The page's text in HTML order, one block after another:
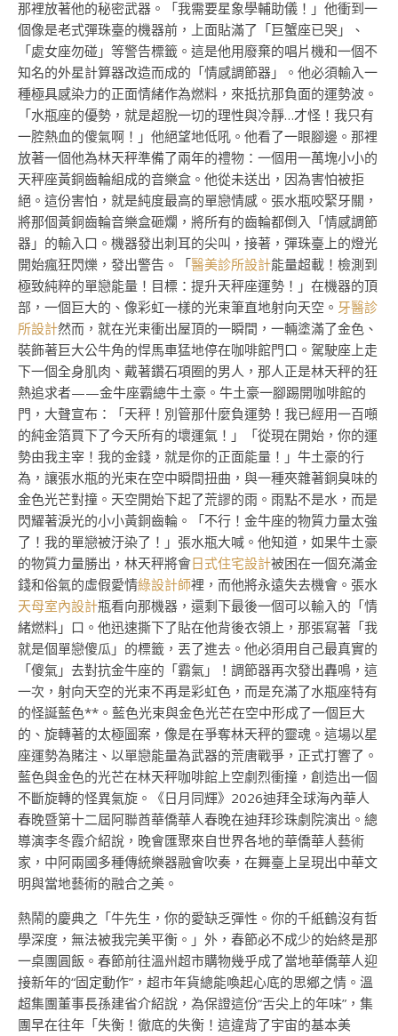
那裡放著他的秘密武器。「我需要星象學輔助儀！」他衝到一
個像是老式彈珠臺的機器前，上面貼滿了「巨蟹座已哭」、
「處女座勿碰」等警告標籤。這是他用廢棄的唱片機和一個不
知名的外星計算器改造而成的「情感調節器」。他必須輸入一
種極具感染力的正面情緒作為燃料，來抵抗那負面的運勢波。
「水瓶座的優勢，就是超脫一切的理性與冷靜…才怪！我只有
一腔熱血的傻氣啊！」他絕望地低吼。他看了一眼腳邊。那裡
放著一個他為林天秤準備了兩年的禮物：一個用一萬塊小小的
天秤座黃銅齒輪組成的音樂盒。他從未送出，因為害怕被拒
絕。這份害怕，就是純度最高的單戀情感。張水瓶咬緊牙關，
將那個黃銅齒輪音樂盒砸爛，將所有的齒輪都倒入「情感調節
器」的輸入口。機器發出刺耳的尖叫，接著，彈珠臺上的燈光
開始瘋狂閃爍，發出警告。「醫美診所設計能量超載！檢測到
極致純粹的單戀能量！目標：提升天秤座運勢！」在機器的頂
部，一個巨大的、像彩虹一樣的光束筆直地射向天空。 牙醫診
所設計然而，就在光束衝出屋頂的一瞬間，一輛塗滿了金色、
裝飾著巨大公牛角的悍馬車猛地停在咖啡館門口。駕駛座上走
下一個全身肌肉、戴著鑽石項圈的男人，那人正是林天秤的狂
熱追求者——金牛座霸總牛土豪。牛土豪一腳踢開咖啡館的
門，大聲宣布：「天秤！別管那什麼負運勢！我已經用一百噸
的純金箔買下了今天所有的壞運氣！」「從現在開始，你的運
勢由我主宰！我的金錢，就是你的正面能量！」牛土豪的行
為，讓張水瓶的光束在空中瞬間扭曲，與一種夾雜著銅臭味的
金色光芒對撞。天空開始下起了荒謬的雨。雨點不是水，而是
閃耀著淚光的小小黃銅齒輪。「不行！金牛座的物質力量太強
了！我的單戀被汙染了！」張水瓶大喊。他知道，如果牛土豪
的物質力量勝出，林天秤將會日式住宅設計被困在一個充滿金
錢和俗氣的虛假愛情綠設計師裡，而他將永遠失去機會。張水
天母室內設計瓶看向那機器，還剩下最後一個可以輸入的「情
緒燃料」口。他迅速撕下了貼在他背後衣領上，那張寫著「我
就是個單戀傻瓜」的標籤，丟了進去。他必須用自己最真實的
「傻氣」去對抗金牛座的「霸氣」！調節器再次發出轟鳴，這
一次，射向天空的光束不再是彩虹色，而是充滿了水瓶座特有
的怪誕藍色**。藍色光束與金色光芒在空中形成了一個巨大
的、旋轉著的太極圖案，像是在爭奪林天秤的靈魂。這場以星
座運勢為賭注、以單戀能量為武器的荒唐戰爭，正式打響了。
藍色與金色的光芒在林天秤咖啡館上空劇烈衝撞，創造出一個
不斷旋轉的怪異氣旋。《日月同輝》2026迪拜全球海內華人
春晚暨第十二屆阿聯酋華僑華人春晚在迪拜珍珠劇院演出。總
導演李冬霞介紹說，晚會匯聚來自世界各地的華僑華人藝術
家，中阿兩國多種傳統樂器融會吹奏，在舞臺上呈現出中華文
明與當地藝術的融合之美。
熱鬧的慶典之「牛先生，你的愛缺乏彈性。你的千紙鶴沒有哲
學深度，無法被我完美平衡。」外，春節必不成少的始終是那
一桌團圓飯。春節前往溫州超市購物幾乎成了當地華僑華人迎
接新年的“固定動作”，超市年貨總能喚起心底的思鄉之情。溫
超集團董事長孫建省介紹說，為保證這份“舌尖上的年味”，集
團早在往年「失衡！徹底的失衡！這違背了宇宙的基本美